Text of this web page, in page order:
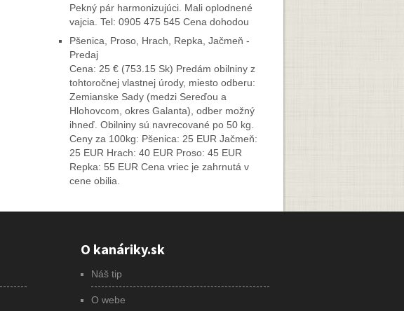
Pekný pár harmonizujúci. Mali oplodnené
vajcia. Tel: 0905 475 545 Cena dohodou
Pšenica, Proso, Hrach, Repka, Jačmeň -
Predaj
Cena: 25 € (753.15 Sk) Predám obilniny z
tohtoročnej vlastnej úrody, miesto odberu:
Zemianske Sady (medzi Sereďou a
Hlohovcom, okres Galanta), odber možný
ihneď. Obilniny sú navrecované po 50 kg.
Ceny za 100kg: Pšenica: 25 EUR Jačmeň:
25 EUR Hrach: 40 EUR Proso: 45 EUR
Repka: 55 EUR Cena vriec je zahrnutá v
cene obilia.
O kanáriky.sk
Náš tip
O webe